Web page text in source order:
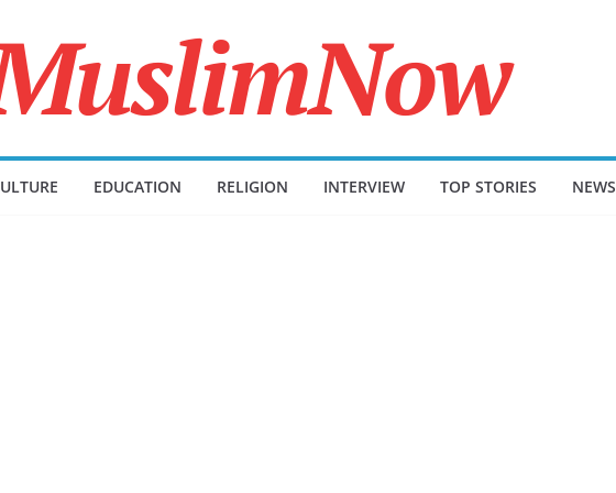
EDUCATION RELIGION INTERVIEW TOP STORIES NEWS